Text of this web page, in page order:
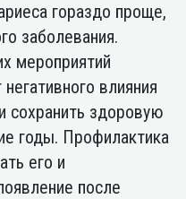
гораздо проще,
заболевания.
мероприятий
влияния
сохранить здоровую
годы. Профилактика
его и
после